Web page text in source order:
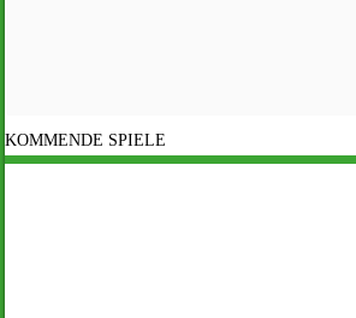
KOMMENDE SPIELE